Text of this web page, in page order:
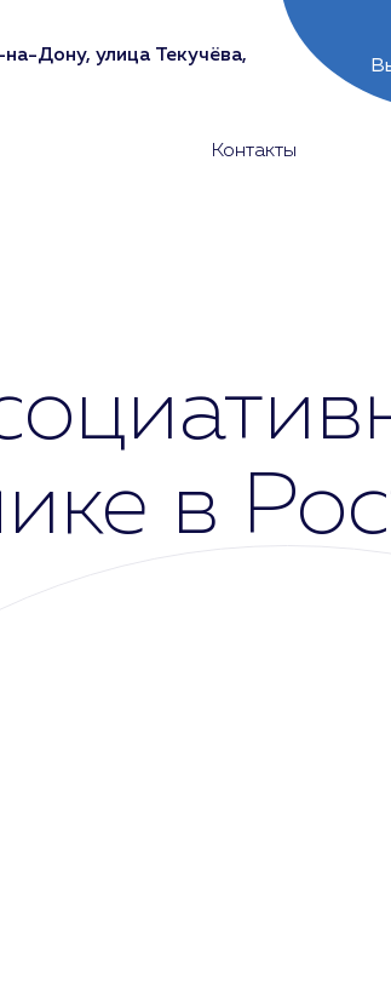
на-Дону, улица Текучёва,
Контакты
в